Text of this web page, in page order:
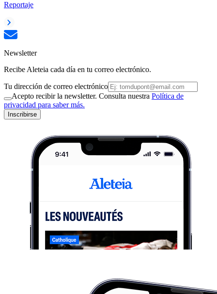
Reportaje
Newsletter
Recibe Aleteia cada día en tu correo electrónico.
Tu dirección de correo electrónico
Acepto recibir la newsletter. Consulta nuestra Política de
privacidad para saber más.
Inscribirse